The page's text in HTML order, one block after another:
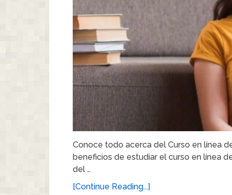
Conoce todo acerca del Curso en línea
beneficios de estudiar el curso en línea
del …
[Continue Reading...]